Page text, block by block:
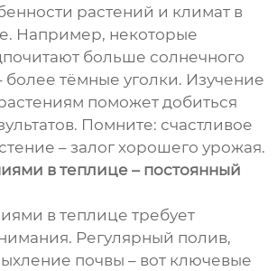
растений и климат в
Например, некоторые
больше солнечного
более тёмные уголки. Изучение
поможет добиться
Помните: счастливое
– залог хорошего урожая.
в теплице – постоянный
в теплице требует
Регулярный полив,
почвы – вот ключевые